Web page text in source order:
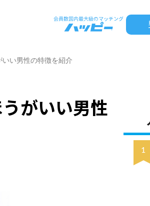
い男性の特徴を紹介
がいい男性